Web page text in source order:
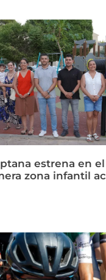
estrena en
zona infantil